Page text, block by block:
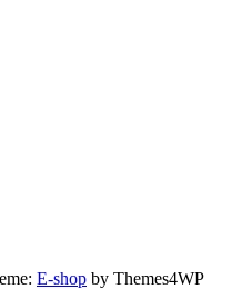
E-shop by Themes4WP